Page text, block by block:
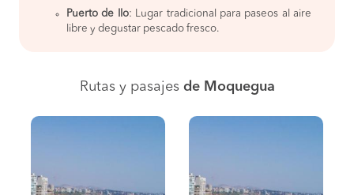
Puerto de Ilo: Lugar tradicional para paseos al aire
libre y degustar pescado fresco.
Rutas y pasajes de Moquegua